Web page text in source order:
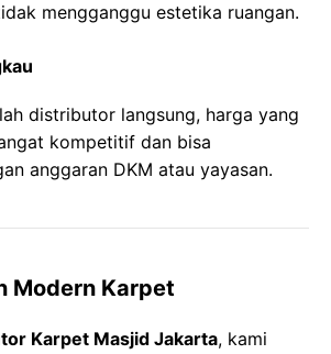
mengganggu estetika ruangan.
distributor langsung, harga yang
kompetitif dan bisa
anggaran DKM atau yayasan.
Modern Karpet
Karpet Masjid Jakarta, kami